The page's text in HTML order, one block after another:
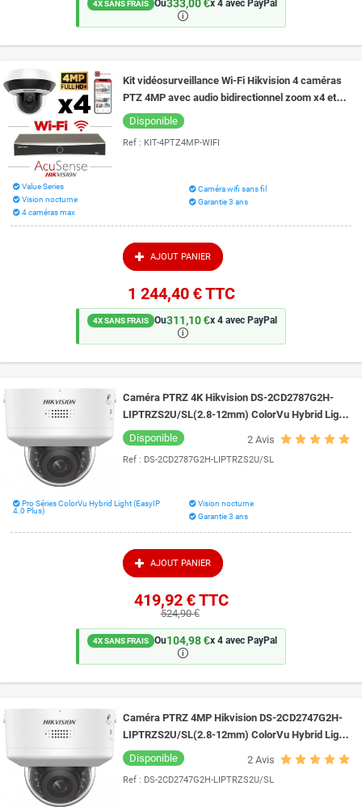
4X SANS FRAIS Ou333,00 €x 4 avec PayPal
🛈
Kit vidéosurveillance Wi-Fi Hikvision 4 caméras
PTZ 4MP avec audio bidirectionnel zoom x4 et
vision de nuit 20 m EXIR 2.0
Disponible
Ref : KIT-4PTZ4MP-WIFI
Value Series
Vision nocturne
4 caméras max
Caméra wifi sans fil
Garantie 3 ans
AJOUT PANIER
1 244,40 €TTC
4X SANS FRAIS Ou311,10 €x 4 avec PayPal
🛈
Caméra PTRZ 4K Hikvision DS-2CD2787G2H-
LIPTRZS2U/SL(2.8-12mm) ColorVu Hybrid Light
IA et Live Guard vision de nuit 40 mètres
2Avis
Disponible
Ref : DS-2CD2787G2H-LIPTRZS2U/SL
Pro Séries ColorVu Hybrid Light (EasyIP
4.0 Plus)
Vision nocturne
Garantie 3 ans
AJOUT PANIER
419,92 €TTC
524,90 €
4X SANS FRAIS Ou104,98 €x 4 avec PayPal
🛈
Caméra PTRZ 4MP Hikvision DS-2CD2747G2H-
LIPTRZS2U/SL(2.8-12mm) ColorVu Hybrid Light
IA et Live Guard vision de nuit 40 mètres
2Avis
Disponible
Ref : DS-2CD2747G2H-LIPTRZS2U/SL